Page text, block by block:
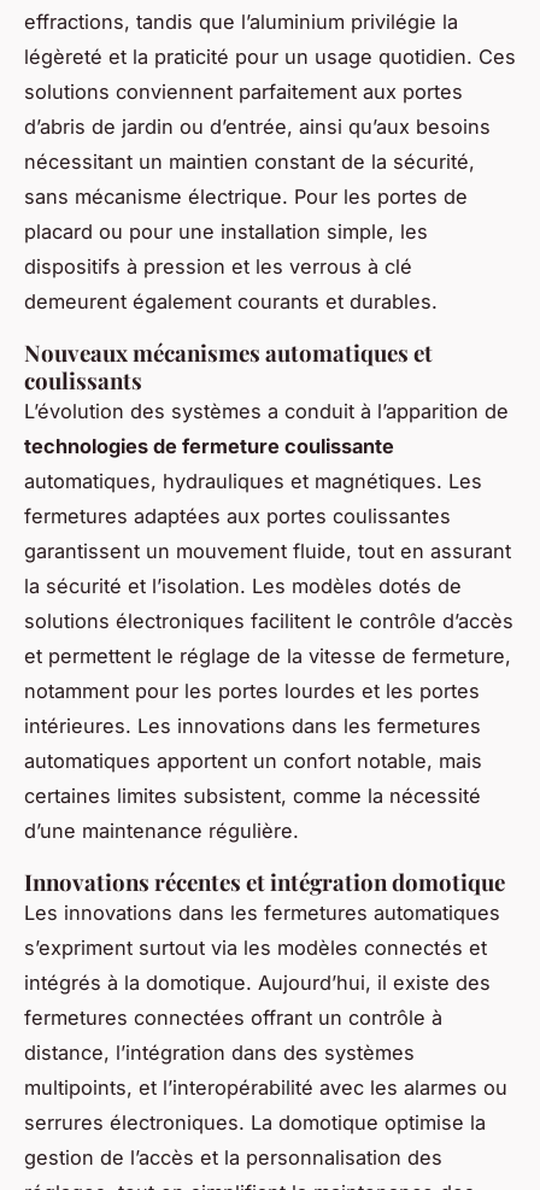
effractions, tandis que l’aluminium privilégie la
légèreté et la praticité pour un usage quotidien. Ces
solutions conviennent parfaitement aux portes
d’abris de jardin ou d’entrée, ainsi qu’aux besoins
nécessitant un maintien constant de la sécurité,
sans mécanisme électrique. Pour les portes de
placard ou pour une installation simple, les
dispositifs à pression et les verrous à clé
demeurent également courants et durables.
Nouveaux mécanismes automatiques et
coulissants
L’évolution des systèmes a conduit à l’apparition de
technologies de fermeture coulissante
automatiques, hydrauliques et magnétiques. Les
fermetures adaptées aux portes coulissantes
garantissent un mouvement fluide, tout en assurant
la sécurité et l’isolation. Les modèles dotés de
solutions électroniques facilitent le contrôle d’accès
et permettent le réglage de la vitesse de fermeture,
notamment pour les portes lourdes et les portes
intérieures. Les innovations dans les fermetures
automatiques apportent un confort notable, mais
certaines limites subsistent, comme la nécessité
d’une maintenance régulière.
Innovations récentes et intégration domotique
Les innovations dans les fermetures automatiques
s’expriment surtout via les modèles connectés et
intégrés à la domotique. Aujourd’hui, il existe des
fermetures connectées offrant un contrôle à
distance, l’intégration dans des systèmes
multipoints, et l’interopérabilité avec les alarmes ou
serrures électroniques. La domotique optimise la
gestion de l’accès et la personnalisation des